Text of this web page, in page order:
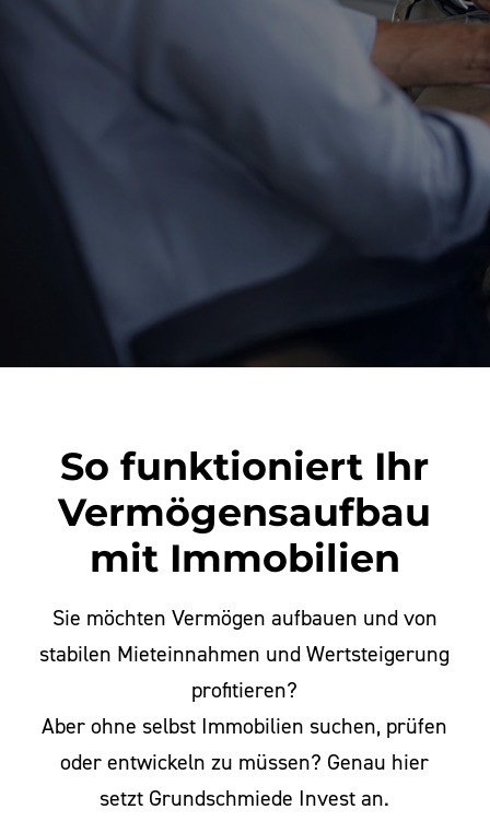
So funktioniert Ihr
Vermögensaufbau
mit Immobilien
Sie möchten Vermögen aufbauen und von
stabilen Mieteinnahmen und Wertsteigerung
profitieren?
Aber ohne selbst Immobilien suchen, prüfen
oder entwickeln zu müssen? Genau hier
setzt Grundschmiede Invest an.